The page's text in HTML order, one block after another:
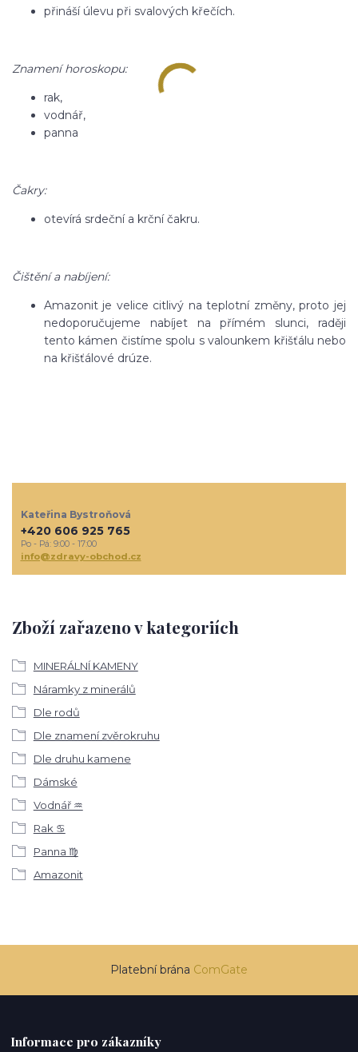
přináší úlevu při svalových křečích.
Znamení horoskopu:
rak,
vodnář,
panna
Čakry:
otevírá srdeční a krční čakru.
Čištění a nabíjení:
Amazonit je velice citlivý na teplotní změny, proto jej
nedoporučujeme nabíjet na přímém slunci, raději
tento kámen čistíme spolu s valounkem křišťálu nebo
na křišťálové drúze.
Zboží zařazeno v kategoriích
MINERÁLNÍ KAMENY
Náramky z minerálů
Dle rodů
Dle znamení zvěrokruhu
Dle druhu kamene
Dámské
Vodnář ♒
Rak ♋
Panna ♍
Amazonit
Kateřina Bystroňová
+420 606 925 765
Po - Pá: 9:00 - 17:00
info@zdravy-obchod.cz
Platební brána ComGate
Informace pro zákazníky